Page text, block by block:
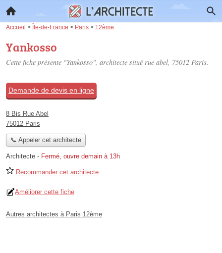
Accueil > Île-de-France > Paris > 12ème
Yankosso
Cette fiche présente "Yankosso", architecte situé rue abel, 75012 Paris.
Demande de devis en ligne
8 Bis Rue Abel
75012 Paris
📞 Appeler cet architecte
Architecte - Fermé, ouvre demain à 13h
Recommander cet architecte
Améliorer cette fiche
Autres architectes à Paris 12ème